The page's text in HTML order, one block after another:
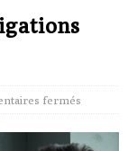
fermés